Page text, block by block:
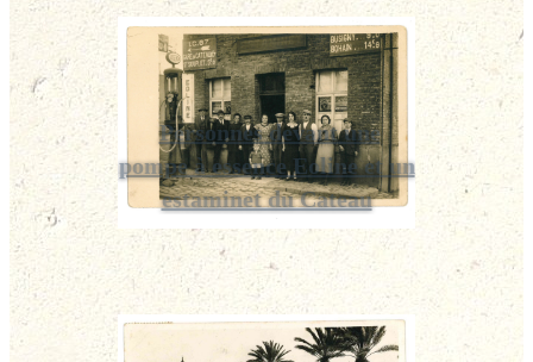
Personnes devant une
pompe à essence Eoline et un
estaminet du Cateau